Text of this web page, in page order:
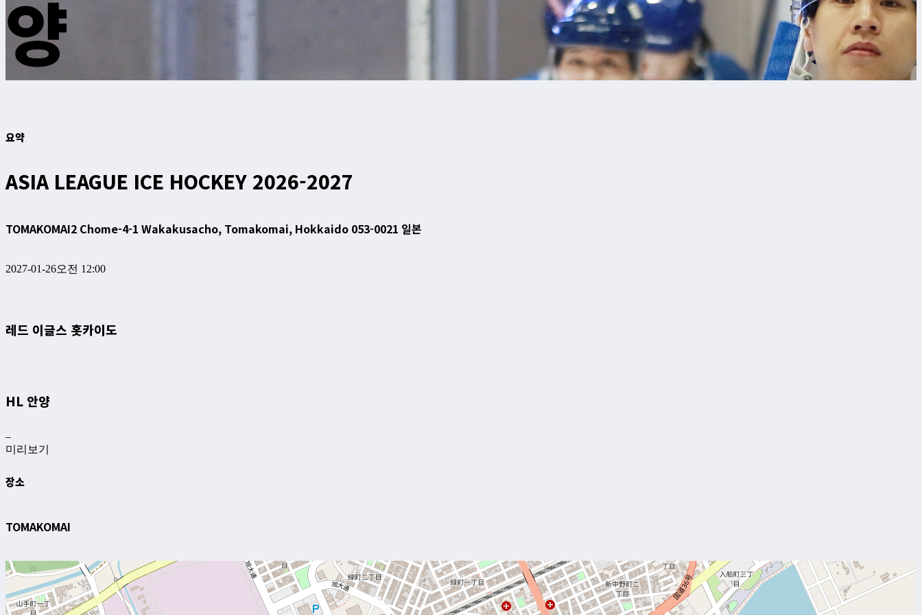
양
요약
ASIA LEAGUE ICE HOCKEY 2026-2027
TOMAKOMAI2 Chome-4-1 Wakakusacho, Tomakomai, Hokkaido 053-0021 일본
2027-01-26오전 12:00
레드 이글스 홋카이도
HL 안양
–
미리보기
장소
TOMAKOMAI